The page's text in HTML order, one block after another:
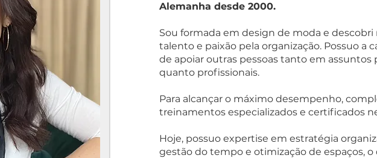
Alemanha desde 2000.
Sou formada em design de moda e descobri
talento e paixão pela organização. Possuo a
de apoiar outras pessoas tanto em assuntos
quanto profissionais.
Para alcançar o máximo desempenho,
treinamentos especializados e certificados
Hoje, possuo expertise em estratégia
gestão do tempo e otimização de espaços, o